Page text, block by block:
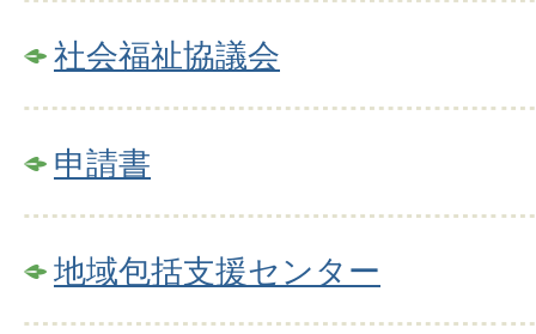
社会福祉協議会
申請書
地域包括支援センター